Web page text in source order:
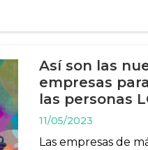
Así son las
empresas
las personas
11/05/2023
Las empresas de